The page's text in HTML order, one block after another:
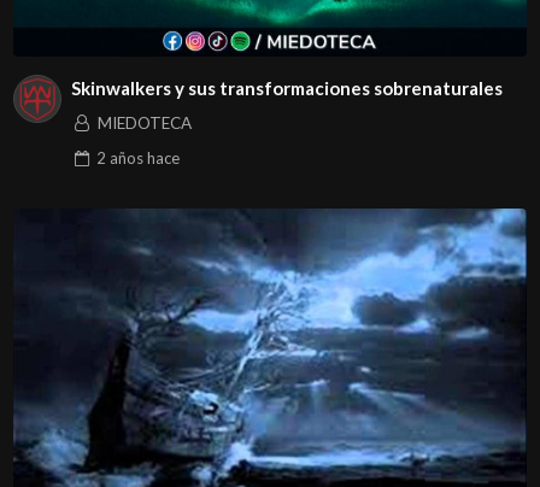
Skinwalkers y sus transformaciones sobrenaturales
MIEDOTECA
2 añoshace